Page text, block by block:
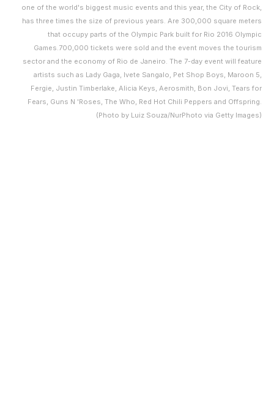
one of the world's biggest music events and this year, the City of Rock,
has three times the size of previous years. Are 300,000 square meters
that occupy parts of the Olympic Park built for Rio 2016 Olympic
Games.700,000 tickets were sold and the event moves the tourism
sector and the economy of Rio de Janeiro. The 7-day event will feature
artists such as Lady Gaga, Ivete Sangalo, Pet Shop Boys, Maroon 5,
Fergie, Justin Timberlake, Alicia Keys, Aerosmith, Bon Jovi, Tears for
Fears, Guns N 'Roses, The Who, Red Hot Chili Peppers and Offspring.
(Photo by Luiz Souza/NurPhoto via Getty Images)